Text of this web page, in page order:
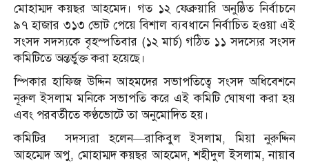
মোহাম্মদ কয়ছর আহমেদ। গত ১২ ফেব্রুয়ারি অনুষ্ঠিত নির্বাচনে
৯৭ হাজার ৩১৩ ভোটপেয়ে বিশাল ব্যবধানে নির্বাচিত হওয়া এই
সংসদ সদস্যকে বৃহস্পতিবার (১২ মার্চ) গঠিত ১১ সদস্যের সংসদ
কমিটিতে অন্তর্ভুক্ত করা হয়েছে।
স্পিকার হাফিজ উদ্দিন আহমদের সভাপতিত্বে সংসদ অধিবেশনে
নূরুল ইসলাম মনিকে সভাপতি করে এই কমিটি ঘোষণা করা হয়
এবং পরবর্তীতে কণ্ঠভোটে তা অনুমোদিত হয়।
কমিটির
সদস্যরা হলেন—রাকিবুল ইসলাম, মিয়া নুরুদ্দিন
আহম্মেদ অপু, মোহাম্মদ কয়ছর আহমেদ, শহীদুল ইসলাম, নায়াব